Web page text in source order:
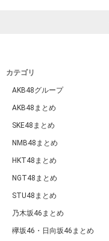
カテゴリ
AKB48グループ
AKB48まとめ
SKE48まとめ
NMB48まとめ
HKT48まとめ
NGT48まとめ
STU48まとめ
乃木坂46まとめ
欅坂46・日向坂46まとめ